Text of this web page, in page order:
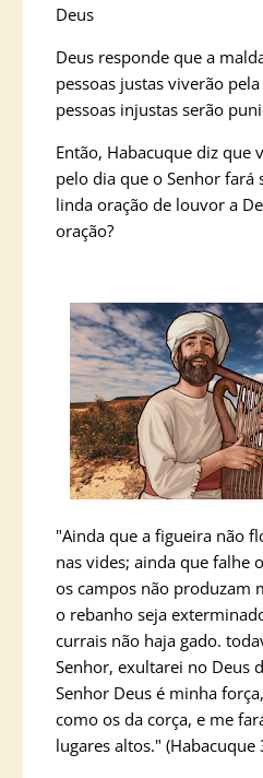
Deus
Deus responde que a
pessoas justas viverão
pessoas injustas serão
Então, Habacuque diz que
pelo dia que o Senhor fará
linda oração de louvor a
oração?
"Ainda que a figueira não
nas vides; ainda que falhe
os campos não produzam
o rebanho seja
currais não haja gado.
Senhor, exultarei no Deus
Senhor Deus é minha
como os da corça, e me
lugares altos." (Habacuque